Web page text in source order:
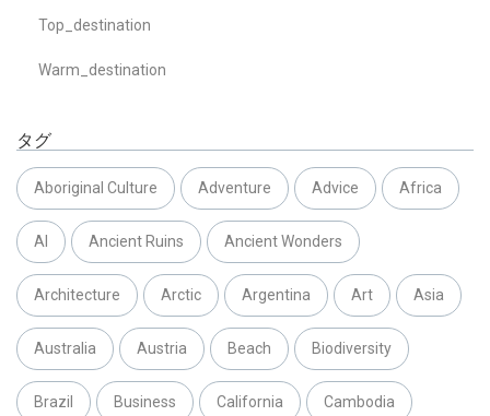
Top_destination
Warm_destination
タグ
Aboriginal Culture Adventure Advice Africa
AI Ancient Ruins Ancient Wonders
Architecture Arctic Argentina Art Asia
Australia Austria Beach Biodiversity
Brazil Business California Cambodia